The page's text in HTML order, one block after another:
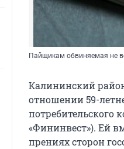
Пайщикам обвиняемая не
Калининский
отношении 59-
потребительского
«Фининвест»). Ей
прениях сторон